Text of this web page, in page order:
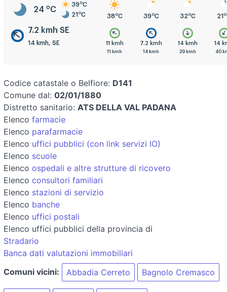
24 oC
39oC
21 oC
7.2 kmh SE
14 kmh, SE
kmh 7.2 kmh
33oC 38 oC
11 kmh
11 kmh
39oC
7.2 kmh
14 kmh
32 oC
14 kmh
29 kmh
21 o
14
40
Codice catastale o Belfiore: D141
Comune dal: 02/01/1880
Distretto sanitario: ATS DELLA VAL PADANA
Elenco farmacie
Elenco parafarmacie
Elenco uffici pubblici (con link servizi IO)
Elenco scuole
Elenco ospedali e altre strutture di ricovero
Elenco consultori familiari
Elenco stazioni di servizio
Elenco banche
Elenco uffici postali
Elenco uffici pubblici della provincia di
Stradario
Banca dati valutazioni immobiliari
Comuni vicini:
Abbadia Cerreto Bagnolo Cremasco